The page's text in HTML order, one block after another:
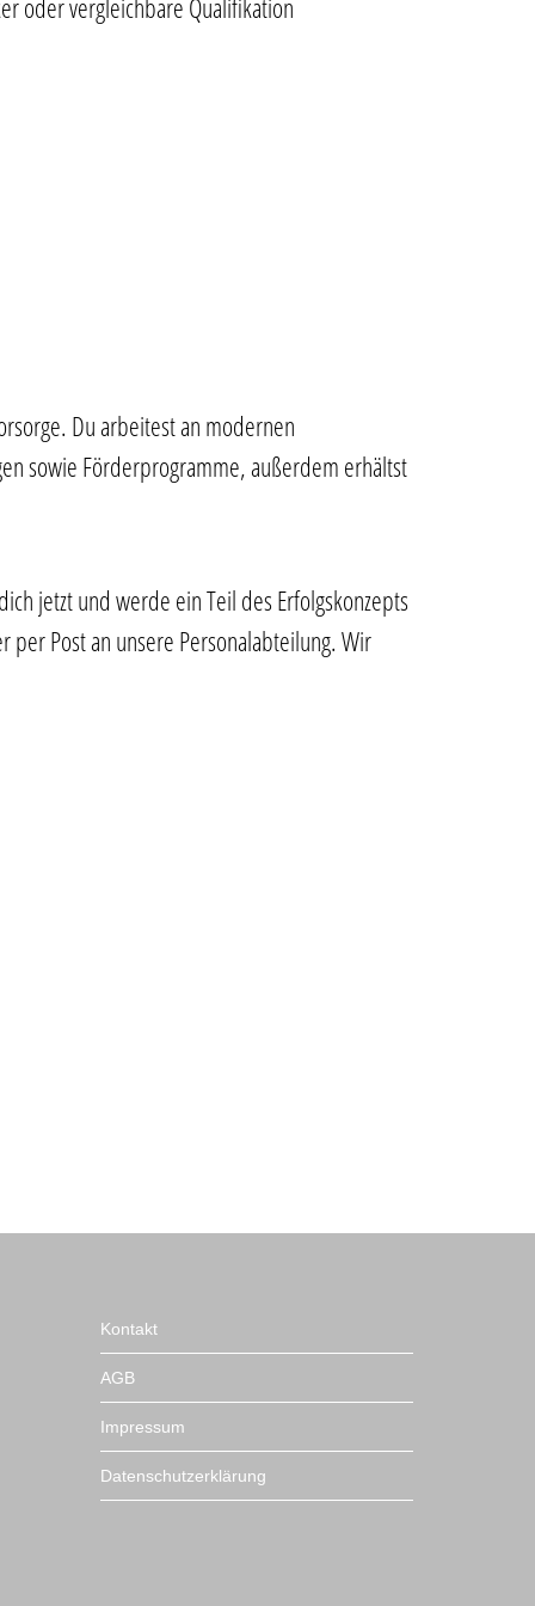
Du arbeitest an modernen
sowie Förderprogramme, außerdem erhältst
jetzt und werde ein Teil des Erfolgskonzepts
per Post an unsere Personalabteilung. Wir
überspringen
Kontakt
AGB
Impressum
Datenschutzerklärung